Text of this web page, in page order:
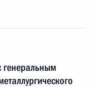
генеральным